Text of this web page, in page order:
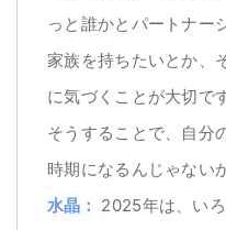
っと誰かとパートナー
家族を持ちたいとか、
に気づくことが大切です
そうすることで、自分
時期になるんじゃない
水晶： 2025年は、い